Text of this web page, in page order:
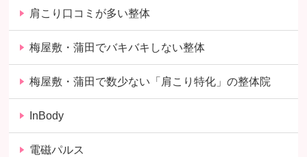
肩こり口コミが多い整体
梅屋敷・蒲田でバキバキしない整体
梅屋敷・蒲田で数少ない「肩こり特化」の整体院
InBody
電磁パルス